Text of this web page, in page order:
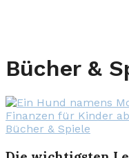
Bücher &
Bücher & Spiele